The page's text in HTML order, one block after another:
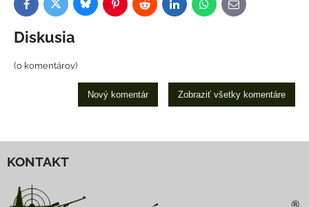
FacebookTwitterBlueskyPinterestReddit LinkedInWhatsApp
E-
mail
Diskusia
(0 komentárov)
Zobraziť všetky komentáre
Nový komentár
KONTAKT